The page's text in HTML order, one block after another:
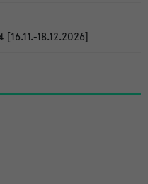
18.12.2026]